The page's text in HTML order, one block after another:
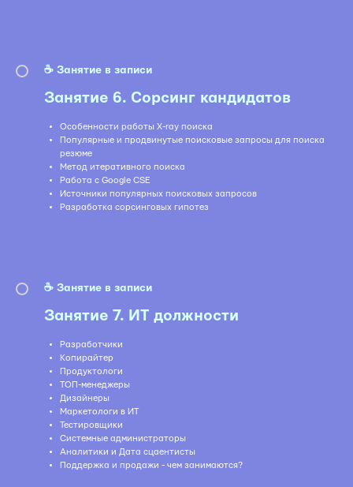
☕️ Занятие в записи
Занятие 6. Сорсинг кандидатов
Особенности работы X-ray поиска
Популярные и продвинутые поисковые запросы для поиска
резюме
Метод итеративного поиска
Работа с Google CSE
Источники популярных поисковых запросов
Разработка сорсинговых гипотез
☕️ Занятие в записи
Занятие 7. ИТ должности
Разработчики
Копирайтер
Продуктологи
ТОП-менеджеры
Дизайнеры
Маркетологи в ИТ
Тестировщики
Системные администраторы
Аналитики и Дата сцаентисты
Поддержка и продажи - чем занимаются?